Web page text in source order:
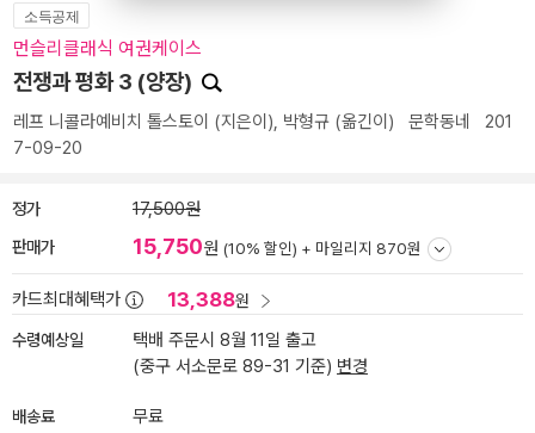
소득공제
먼슬리클래식 여권케이스
전쟁과 평화 3 (양장)
레프 니콜라예비치 톨스토이 (지은이), 박형규 (옮긴이) 문학동네
201
7-09-20
정가 17,500원
판매가 15,750원 (10% 할인) + 마일리지 870원
카드최대혜택가 13,388원
수령예상일
택배 주문시 8월 11일 출고
(중구 서소문로 89-31 기준) 변경
배송료 무료